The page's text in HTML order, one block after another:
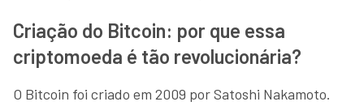
Criação do Bitcoin: por que essa
criptomoeda é tão revolucionária?
O Bitcoin foi criado em 2009 por Satoshi Nakamoto.